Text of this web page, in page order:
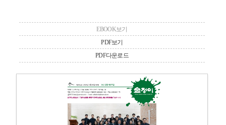
EBOOK보기
PDF보기
PDF다운로드